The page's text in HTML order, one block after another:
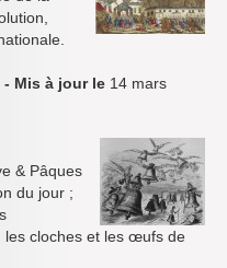
- Mis à jour le 14 mars
& Pâques
du jour ;
les cloches et les œufs de